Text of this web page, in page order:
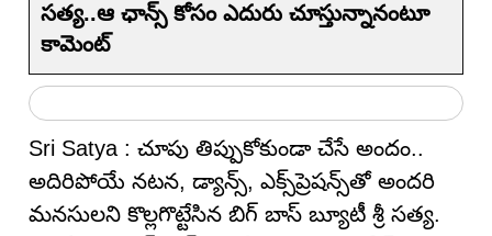
స‌త్య‌..ఆ ఛాన్స్ కోసం ఎదురు చూస్తున్నానంటూ
కామెంట్
Sri Satya : చూపు తిప్పుకోకుండా చేసే అందం..
అదిరిపోయే నటన, డ్యాన్స్, ఎక్స్‌ప్రెషన్స్‌తో అందరి
మ‌న‌సుల‌ని కొల్ల‌గొట్టేసిన బిగ్ బాస్ బ్యూటీ శ్రీ స‌త్య‌.